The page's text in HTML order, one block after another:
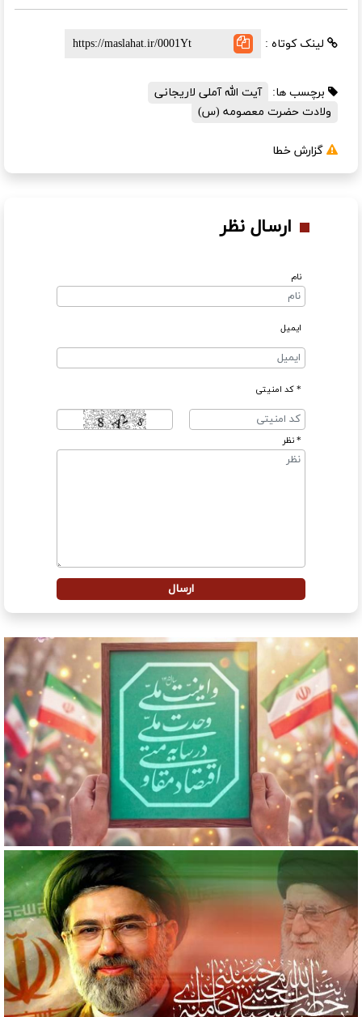
لینک کوتاه :
برچسب ها:
آیت الله آملی لاریجانی
ولادت حضرت معصومه (س)
گزارش خطا
ارسال نظر
نام
ایمیل
* کد امنیتی
* نظر